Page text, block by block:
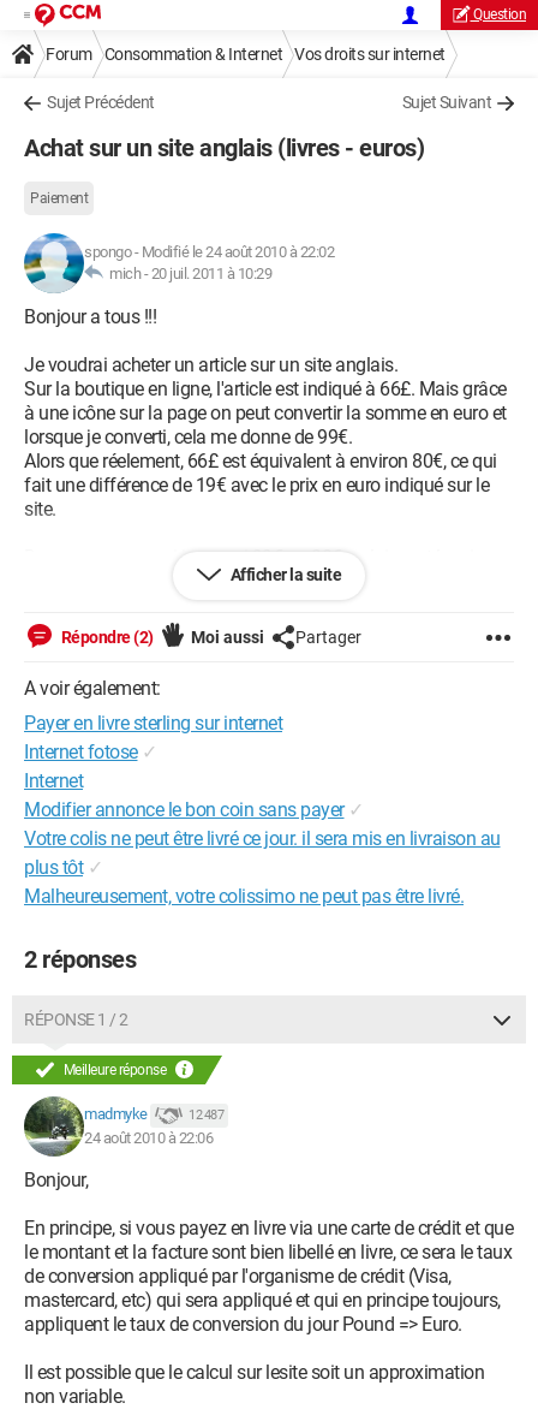
Question
Forum Consommation & Internet Vos droits sur internet
Sujet Précédent Sujet Suivant
Achat sur un site anglais (livres - euros)
Paiement
spongo- Modifié le 24 août 2010 à 22:02
mich -20 juil. 2011 à 10:29
Bonjour a tous !!!
Je voudrai acheter un article sur un site anglais.
Sur la boutique en ligne, l'article est indiqué à 66£. Mais grâce
à une icône sur la page on peut convertir la somme en euro et
lorsque je converti, cela me donne de 99€.
Alors que réelement, 66£ est équivalent à environ 80€, ce qui
fait une différence de 19€ avec le prix en euro indiqué sur le
site.
Donc savez vous si je payrai 99€ ou 80€ en laissant le prix en
livre lors de l'achat et en payant avec une carte bancaire ?
J'espère que mon problème est assez clair
Merci de vos réponses
Afficher la suite
Répondre (2) Moi aussi Partager
A voir également:
Payer en livre sterling sur internet
Internet fotose ✓
Internet
Modifier annonce le bon coin sans payer ✓
Votre colis ne peut être livré ce jour. il sera mis en livraison au
plus tôt ✓
Malheureusement, votre colissimo ne peut pas être livré.
2 réponses
RÉPONSE 1 / 2
Meilleure réponse
madmyke 12 487
24 août 2010 à 22:06
Bonjour,
En principe, si vous payez en livre via une carte de crédit et que
le montant et la facture sont bien libellé en livre, ce sera le taux
de conversion appliqué par l'organisme de crédit (Visa,
mastercard, etc) qui sera appliqué et qui en principe toujours,
appliquent le taux de conversion du jour Pound => Euro.
Il est possible que le calcul sur lesite soit un approximation
non variable.